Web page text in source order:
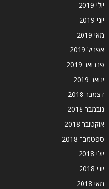
יולי 2019
יוני 2019
מאי 2019
אפריל 2019
פברואר 2019
ינואר 2019
דצמבר 2018
נובמבר 2018
אוקטובר 2018
ספטמבר 2018
יולי 2018
יוני 2018
מאי 2018